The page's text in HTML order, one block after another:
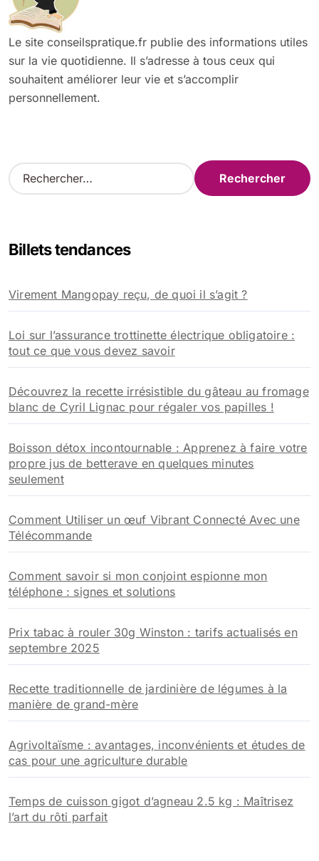
Le site conseilspratique.fr publie des informations utiles
sur la vie quotidienne. Il s’adresse à tous ceux qui
souhaitent améliorer leur vie et s’accomplir
personnellement.
R
e
r
e
r
:
Billets tendances
Virement Mangopay reçu, de quoi il s’agit ?
Loi sur l’assurance trottinette électrique obligatoire :
tout ce que vous devez savoir
Découvrez la recette irrésistible du gâteau au fromage
blanc de Cyril Lignac pour régaler vos papilles !
Boisson détox incontournable : Apprenez à faire votre
propre jus de betterave en quelques minutes
seulement
Comment Utiliser un œuf Vibrant Connecté Avec une
Télécommande
Comment savoir si mon conjoint espionne mon
téléphone : signes et solutions
Prix tabac à rouler 30g Winston : tarifs actualisés en
septembre 2025
Recette traditionnelle de jardinière de légumes à la
manière de grand-mère
Agrivoltaïsme : avantages, inconvénients et études de
cas pour une agriculture durable
Temps de cuisson gigot d’agneau 2.5 kg : Maîtrisez
l’art du rôti parfait